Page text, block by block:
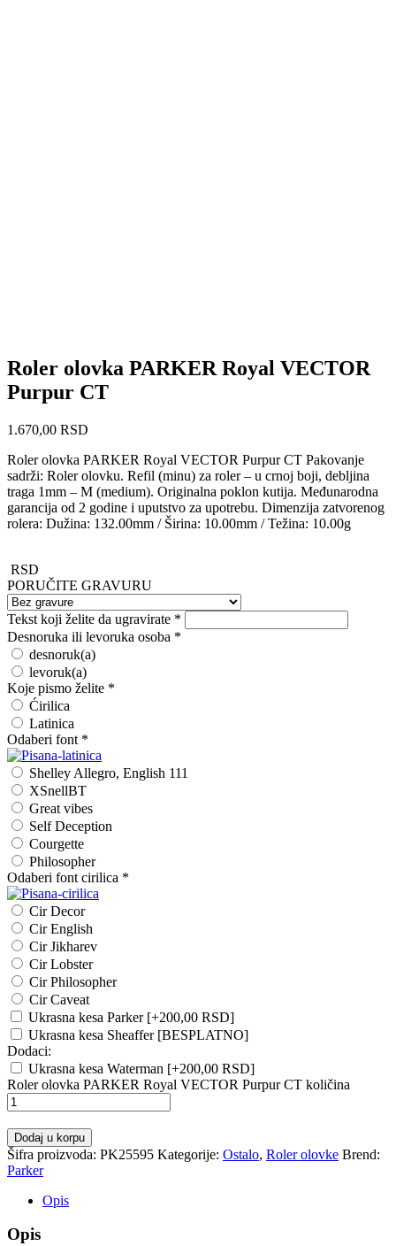
Roler olovka PARKER Royal VECTOR
Purpur CT
1.670,00 RSD
Roler olovka PARKER Royal VECTOR Purpur CT Pakovanje
sadrži: Roler olovku. Refil (minu) za roler – u crnoj boji, debljina
traga 1mm – M (medium). Originalna poklon kutija. Međunarodna
garancija od 2 godine i uputstvo za upotrebu. Dimenzija zatvorenog
rolera: Dužina: 132.00mm / Širina: 10.00mm / Težina: 10.00g
RSD
PORUČITE GRAVURU
Tekst koji želite da ugravirate *
Desnoruka ili levoruka osoba *
desnoruk(a)
levoruk(a)
Koje pismo želite *
Ćirilica
Latinica
Odaberi font *
Shelley Allegro, English 111
XSnellBT
Great vibes
Self Deception
Courgette
Philosopher
Odaberi font cirilica *
Cir Decor
Cir English
Cir Jikharev
Cir Lobster
Cir Philosopher
Cir Caveat
Ukrasna kesa Parker [+200,00 RSD]
Ukrasna kesa Sheaffer [BESPLATNO]
Dodaci:
Ukrasna kesa Waterman [+200,00 RSD]
Roler olovka PARKER Royal VECTOR Purpur CT količina
Dodaj u korpu
Šifra proizvoda: PK25595 Kategorije: Ostalo, Roler olovke Brend:
Parker
Opis
Opis